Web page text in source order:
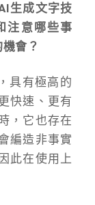
生成文字技
注意哪些事
會？
具有極高的
快速、更有
，它也存在
編造非事實
此在使用上